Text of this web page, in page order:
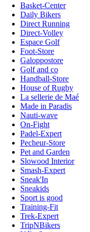
Basket-Center
Daily Bikers
Direct Running
Direct-Volley
Espace Golf
Foot-Store
Galoppostore
Golf and co
Handball-Store
House of Rugby
La sellerie de Maé
Made in Paradis
Nauti-wave
On-Fight
Padel-Expert
Pecheur-Store
Pet and Garden
Slowood Interior
Smash-Expert
Sneak'In
Sneakids
Sport is good
Training-Fit
Trek-Expert
TripNBikers